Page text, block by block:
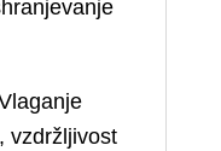
vzdržljivost